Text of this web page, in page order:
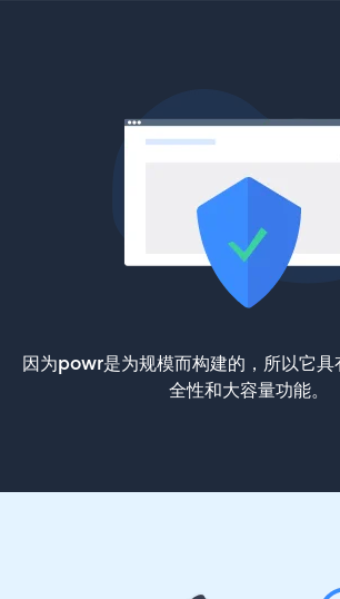
因为powr是为规模而构建的，所以它
全性和大容量功能。